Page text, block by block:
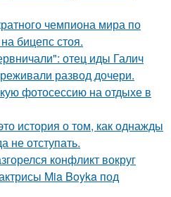
чемпиона мира по
бицепс стоя.
отец иды Галич
развод дочери.
фотосессию на отдыхе в
история о том, как однажды
не отступать.
конфликт вокруг
Mia Boyka под